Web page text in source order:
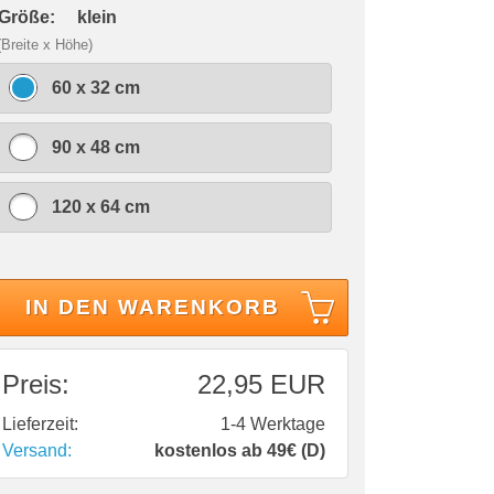
klein
x Höhe)
60 x 32 cm
90 x 48 cm
120 x 64 cm
IN DEN WARENKORB
Preis: 22,95 EUR
Lieferzeit:
1-4 Werktage
Versand:
kostenlos ab 49€ (D)